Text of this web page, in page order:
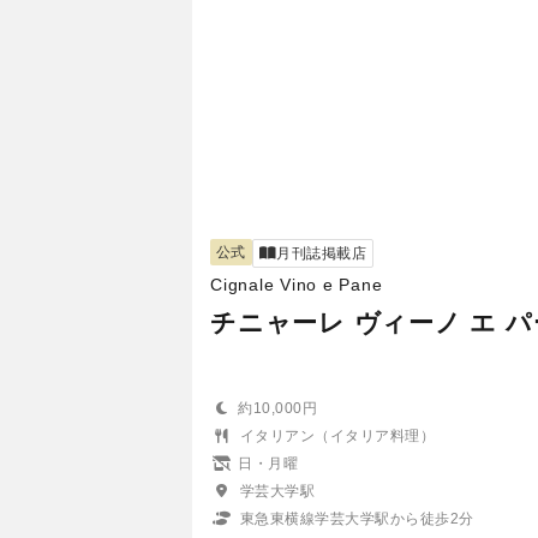
公式 月刊誌掲載店
Cignale Vino e Pane
チニャーレ ヴィーノ エ パ
約10,000円
イタリアン（イタリア料理）
日・月曜
学芸大学駅
東急東横線学芸大学駅から徒歩2分